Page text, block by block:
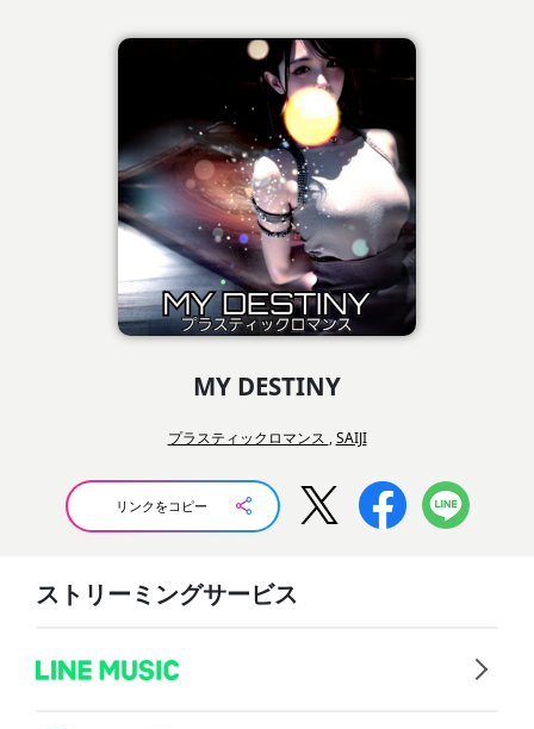
MY DESTINY
プラスティックロマンス ,SAIJI
リンクをコピー
ストリーミングサービス